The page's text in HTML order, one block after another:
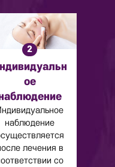
2
ое
наблюдение
лечения в
со